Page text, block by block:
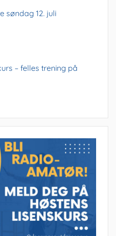
søndag 12. juli
– felles trening på